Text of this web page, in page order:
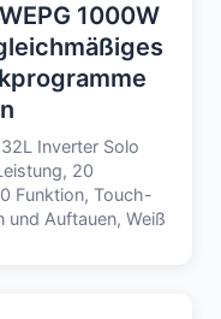
1000W
Inverter Solo
20
Funktion, Touch-
und Auftauen, Weiß